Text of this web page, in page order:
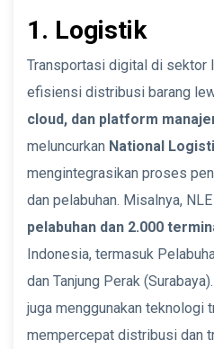
1. Logistik
Transportasi digital di sektor
efisiensi distribusi barang
cloud, dan platform
meluncurkan National
mengintegrasikan proses
dan pelabuhan. Misalnya,
pelabuhan dan 2.000
Indonesia, termasuk
dan Tanjung Perak
juga menggunakan teknologi
mempercepat distribusi dan